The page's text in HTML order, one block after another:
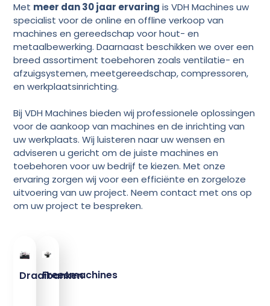
Met meer dan 30 jaar ervaring is VDH Machines uw
specialist voor de online en offline verkoop van
machines en gereedschap voor hout- en
metaalbewerking. Daarnaast beschikken we over een
breed assortiment toebehoren zoals ventilatie- en
afzuigsystemen, meetgereedschap, compressoren,
en werkplaatsinrichting.
Bij VDH Machines bieden wij professionele oplossingen
voor de aankoop van machines en de inrichting van
uw werkplaats. Wij luisteren naar uw wensen en
adviseren u gericht om de juiste machines en
toebehoren voor uw bedrijf te kiezen. Met onze
ervaring zorgen wij voor een efficiënte en zorgeloze
uitvoering van uw project. Neem contact met ons op
om uw project te bespreken.
Draaibanken
Freesmachines